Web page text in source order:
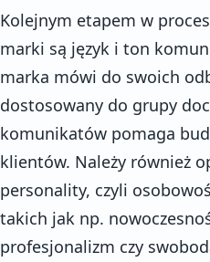
Kolejnym etapem w
marki są język i ton
marka mówi do swoich
dostosowany do grupy
komunikatów pomaga
klientów. Należy również
personality, czyli
takich jak np.
profesjonalizm czy